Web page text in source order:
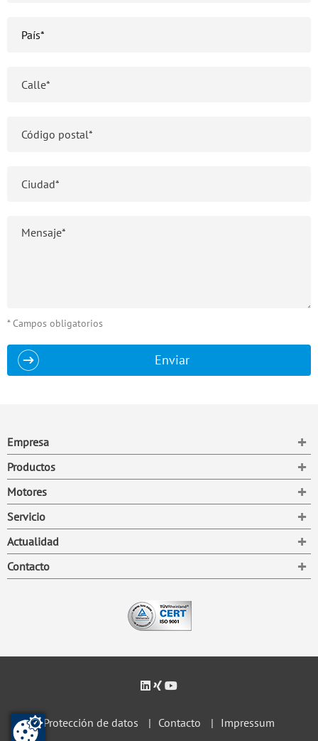
* Campos obligatorios
Enviar
Empresa
Productos
Motores
Servicio
Actualidad
Contacto
Protección de datos Contacto Impressum